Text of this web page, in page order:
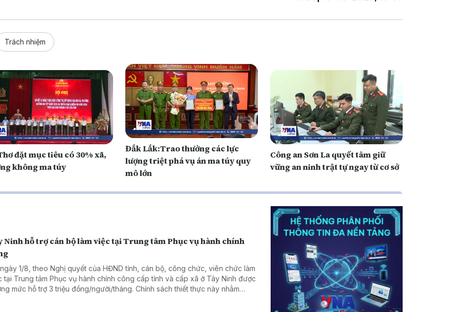
Trách nhiệm
đặt mục tiêu có 30% xã,
không ma túy
Đắk Lắk:Trao thưởng các lực
lượng triệt phá vụ án ma túy quy
mô lớn
Công an Sơn La quyết tâm giữ
vững an ninh trật tự ngay từ cơ sở
Ninh hỗ trợ cán bộ làm việc tại Trung tâm Phục vụ hành chính
1/8, theo Nghị quyết của HĐND tỉnh, cán bộ, công chức, viên chức làm
tại Trung tâm Phục vụ hành chính công cấp tỉnh và cấp xã ở Tây Ninh được
mức hỗ trợ 3 triệu đồng/người/tháng. Chính sách thiết thực này nhằm